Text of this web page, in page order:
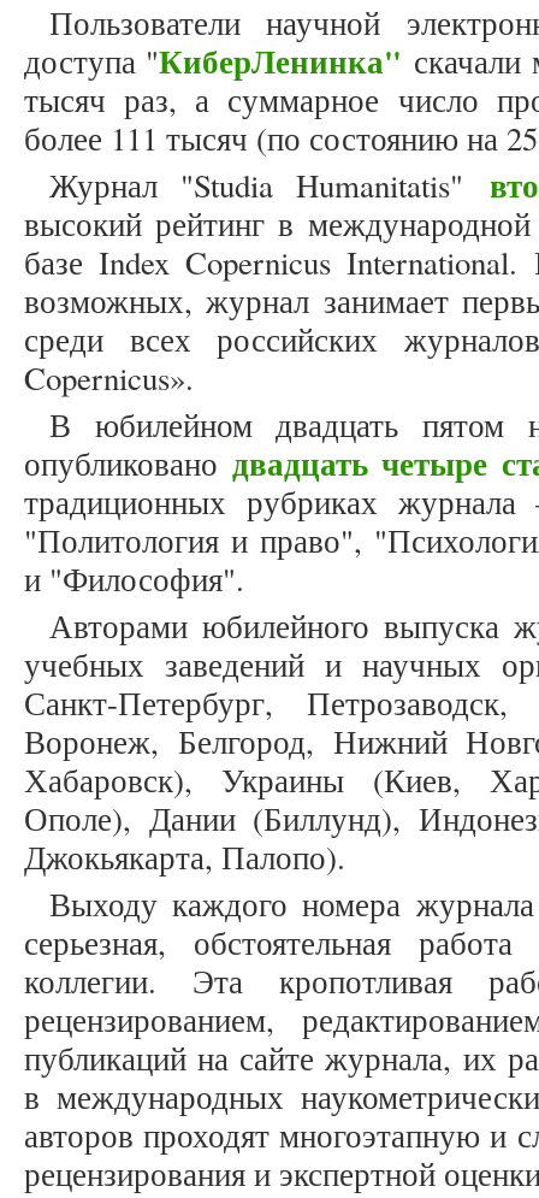
Пользователи научной
доступа "КиберЛенинка"
тысяч раз, а суммарное число
более 111 тысяч (по состоянию на
Журнал "Studia Humanitatis"
высокий рейтинг в международной
базе Index Copernicus
возможных, журнал занимает
среди всех российских
Copernicus».
В юбилейном двадцать пятом
опубликовано двадцать четыре
традиционных рубриках
"Политология и право",
и "Философия".
Авторами юбилейного выпуска
учебных заведений и научных
Санкт-Петербург,
Воронеж, Белгород, Нижний
Хабаровск), Украины (Киев,
Ополе), Дании (Биллунд),
Джокьякарта, Палопо).
Выходу каждого номера
серьезная, обстоятельная
коллегии. Эта кропотливая
рецензированием,
публикаций на сайте журнала, их
в международных
авторов проходят многоэтапную и
рецензирования и экспертной